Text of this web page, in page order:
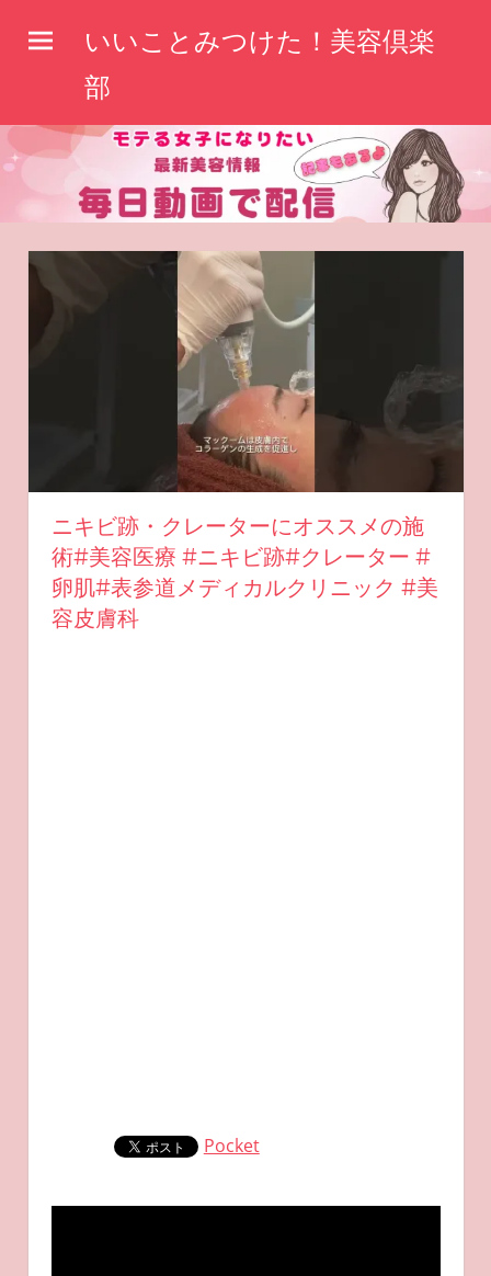
へ
いいことみつけた！美容倶楽
部
ニキビ跡・クレーターにオススメの施
術#美容医療 #ニキビ跡#クレーター #
卵肌#表参道メディカルクリニック #美
容皮膚科
Pocket